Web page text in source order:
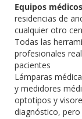
Equipos
residencias de
cualquier otro
Todas las
profesionales
pacientes
Lámparas
y medidores
optotipos y
diagnóstico,